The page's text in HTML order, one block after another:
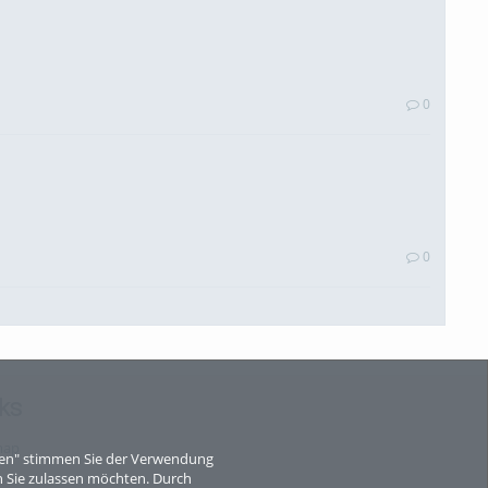
stimmen Sie der Verwendung
zulassen möchten. Durch
0
0